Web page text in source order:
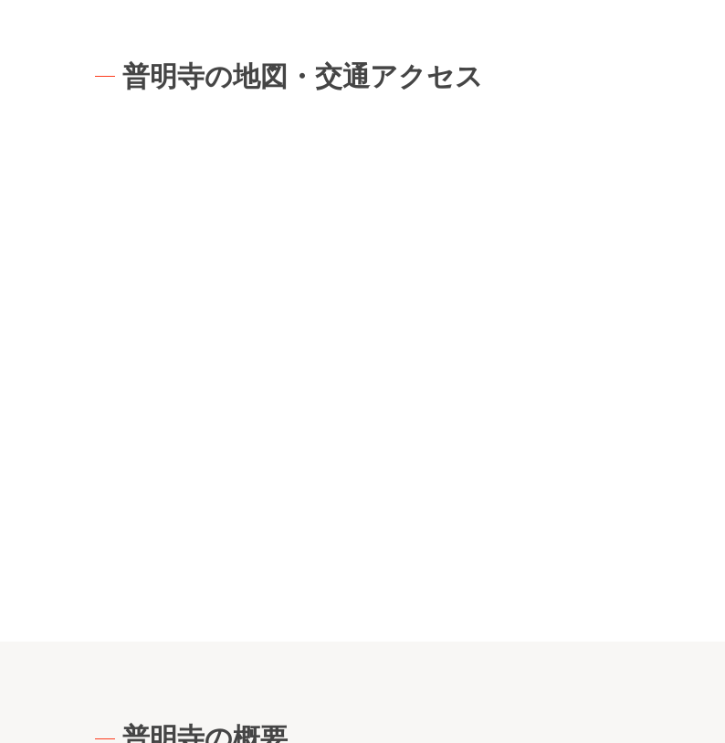
普明寺の地図・交通アクセス